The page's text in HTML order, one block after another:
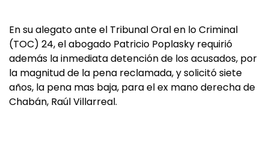
En su alegato ante el Tribunal Oral en lo Criminal
(TOC) 24, el abogado Patricio Poplasky requirió
además la inmediata detención de los acusados, por
la magnitud de la pena reclamada, y solicitó siete
años, la pena mas baja, para el ex mano derecha de
Chabán, Raúl Villarreal.